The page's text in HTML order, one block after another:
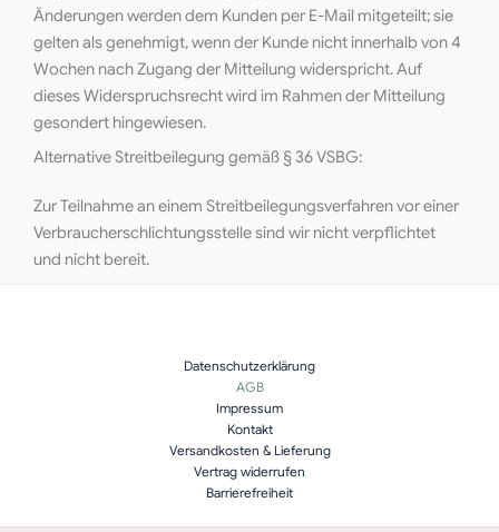
Änderungen werden dem Kunden per E-Mail mitgeteilt; sie
gelten als genehmigt, wenn der Kunde nicht innerhalb von 4
Wochen nach Zugang der Mitteilung widerspricht. Auf
dieses Widerspruchsrecht wird im Rahmen der Mitteilung
gesondert hingewiesen.
Alternative Streitbeilegung gemäß § 36 VSBG:
Zur Teilnahme an einem Streitbeilegungsverfahren vor einer
Verbraucherschlichtungsstelle sind wir nicht verpflichtet
und nicht bereit.
Datenschutzerklärung
AGB
Impressum
Kontakt
Versandkosten & Lieferung
Vertrag widerrufen
Barrierefreiheit